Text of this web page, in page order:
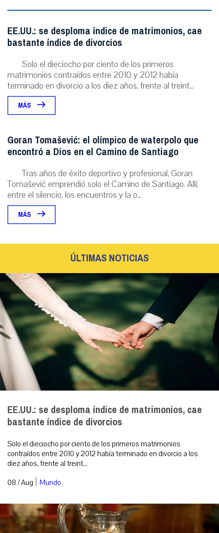
EE.UU.: se desploma índice de matrimonios, cae
bastante índice de divorcios
Solo el dieciocho por ciento de los primeros
matrimonios contraídos entre 2010 y 2012 había
terminado en divorcio a los diez años, frente al treint...
MÁS
Goran Tomašević: el olímpico de waterpolo que
encontró a Dios en el Camino de Santiago
Tras años de éxito deportivo y profesional, Goran
Tomašević emprendió solo el Camino de Santiago. Allí,
entre el silencio, los encuentros y la o...
MÁS
ÚLTIMAS NOTICIAS
EE.UU.: se desploma índice de matrimonios, cae
bastante índice de divorcios
Solo el dieciocho por ciento de los primeros matrimonios
contraídos entre 2010 y 2012 había terminado en divorcio a los
diez años, frente al treint...
08 / Aug | Mundo